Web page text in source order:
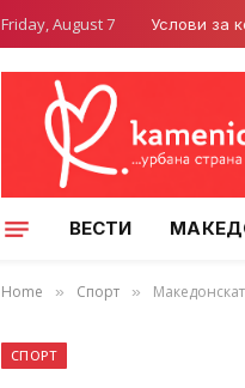
Friday, August 7 Услови за
ВЕСТИ
Home » Спорт »
СПОРТ